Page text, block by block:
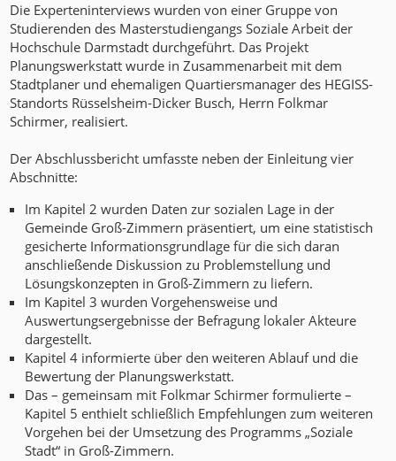
Die Experteninterviews wurden von einer Gruppe von
Studierenden des Masterstudiengangs Soziale Arbeit der
Hochschule Darmstadt durchgeführt. Das Projekt
Planungswerkstatt wurde in Zusammenarbeit mit dem
Stadtplaner und ehemaligen Quartiersmanager des HEGISS-
Standorts Rüsselsheim-Dicker Busch, Herrn Folkmar
Schirmer, realisiert.
Der Abschlussbericht umfasste neben der Einleitung vier
Abschnitte:
Im Kapitel 2 wurden Daten zur sozialen Lage in der
Gemeinde Groß-Zimmern präsentiert, um eine statistisch
gesicherte Informationsgrundlage für die sich daran
anschließende Diskussion zu Problemstellung und
Lösungskonzepten in Groß-Zimmern zu liefern.
Im Kapitel 3 wurden Vorgehensweise und
Auswertungsergebnisse der Befragung lokaler Akteure
dargestellt.
Kapitel 4 informierte über den weiteren Ablauf und die
Bewertung der Planungswerkstatt.
Das – gemeinsam mit Folkmar Schirmer formulierte –
Kapitel 5 enthielt schließlich Empfehlungen zum weiteren
Vorgehen bei der Umsetzung des Programms „Soziale
Stadt“ in Groß-Zimmern.